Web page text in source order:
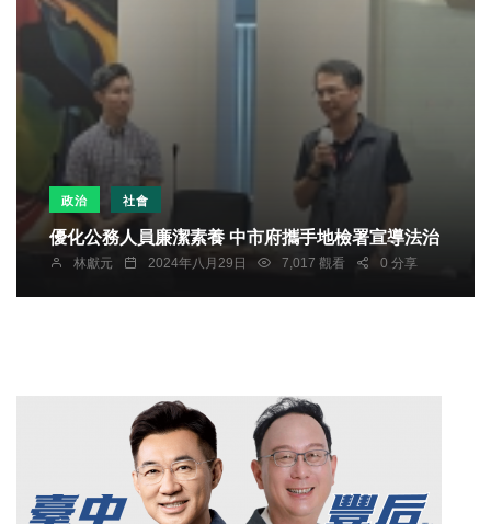
政治 社會
優化公務人員廉潔素養 中市府攜手地檢署宣導法治
林獻元 2024年八月29日 7,017 觀看 0 分享